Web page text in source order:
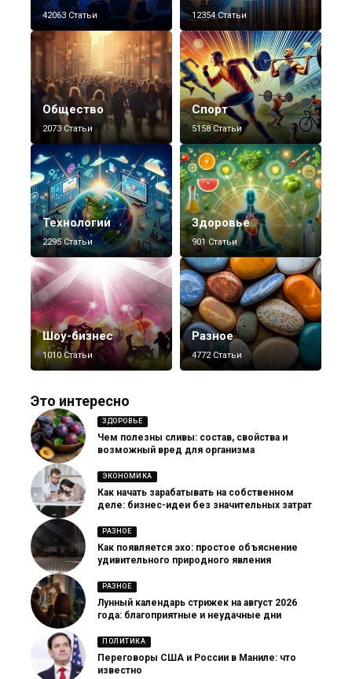
42063 Статьи 12354 Статьи
Общество
2073 Статьи
Спорт
5158 Статьи
Технологии
2295 Статьи
Здоровье
901 Статьи
Шоу-бизнес
1010 Статьи
Разное
4772 Статьи
Это интересно
ЗДОРОВЬЕ
Чем полезны сливы: состав, свойства и
возможный вред для организма
ЭКОНОМИКА
Как начать зарабатывать на собственном
деле: бизнес-идеи без значительных затрат
РАЗНОЕ
Как появляется эхо: простое объяснение
удивительного природного явления
РАЗНОЕ
Лунный календарь стрижек на август 2026
года: благоприятные и неудачные дни
ПОЛИТИКА
Переговоры США и России в Маниле: что
известно